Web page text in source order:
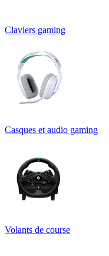
Claviers gaming
Casques et audio gaming
Volants de course